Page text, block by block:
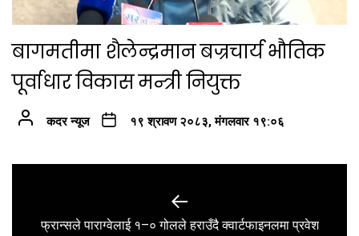
बागमतीमा शैलेन्द्रमान बज्रचार्य भौतिक
पूर्वाधार विकास मन्त्री नियुक्त
कदर न्यूज १९ श्रावण २०८३, मंगलवार १९:०६
Previous
फ्रान्सले पाराग्वेलाई १–० गोलले हराउँदै क्वार्टफाइनलमा प्रवेश